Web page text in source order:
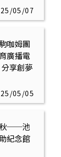
05/07
咖姆團
廣播電
享創夢
05/05
秋──池
紀念館